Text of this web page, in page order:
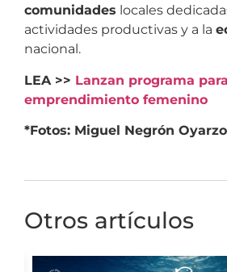
comunidades locales
actividades productivas y a la
nacional.
LEA >> Lanzan programa
emprendimiento femenino
*Fotos: Miguel Negrón
Otros artículos